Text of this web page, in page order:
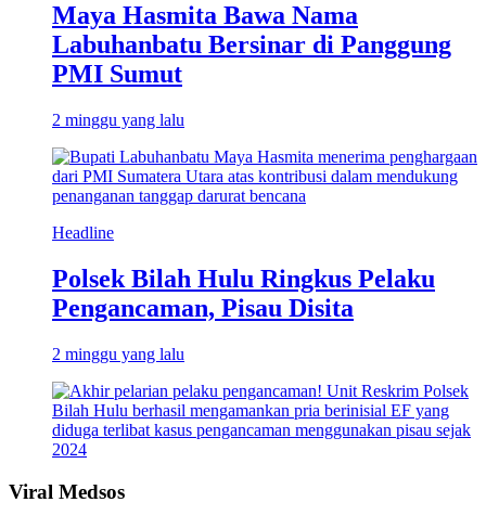
Maya Hasmita Bawa Nama
Labuhanbatu Bersinar di Panggung
PMI Sumut
2 minggu yang lalu
Headline
Polsek Bilah Hulu Ringkus Pelaku
Pengancaman, Pisau Disita
2 minggu yang lalu
Viral Medsos